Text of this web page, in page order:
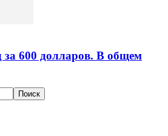
за 600 долларов. В общем